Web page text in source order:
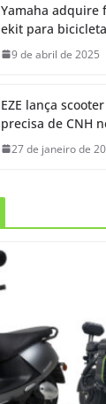
Yamaha adquire
ekit para
9 de abril de 2025
EZE lança
precisa de CNH
27 de janeiro de